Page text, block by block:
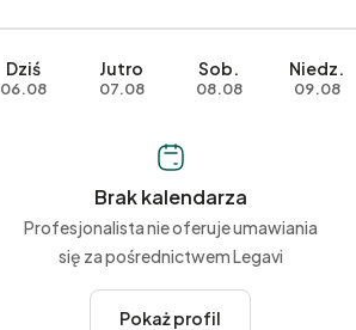
Dziś
06.08
Jutro
07.08
Sob.
08.08
Niedz.
09.08
Brak kalendarza
Profesjonalista nie oferuje umawiania
się za pośrednictwem Legavi
Pokaż profil